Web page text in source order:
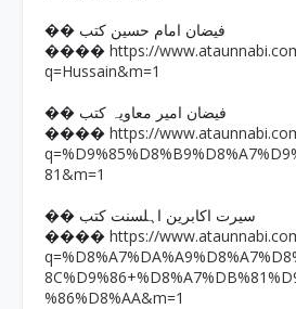
�� فیضان امام حسین کتب
���� https://
q=Hussain&m=1
�� فیضان امیر معاویہ کتب
���� https://
81&m=1
�� سیرت اکابرین اہلسنت کتب
���� https://
%86%D8%AA&m=1